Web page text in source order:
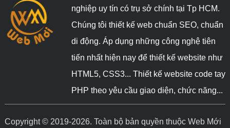
nghiệp uy tín có trụ sở chính tại Tp HCM.
Chúng tôi thiết kế web chuẩn SEO, chuẩn
di động. Áp dụng những công nghệ tiên
tiến nhất hiện nay để thiết kế website như
HTML5, CSS3... Thiết kế website code tay
PHP theo yêu cầu giao diện, chức năng...
Copyright © 2019-2026. Toàn bộ bản quyền thuộc Web Mới